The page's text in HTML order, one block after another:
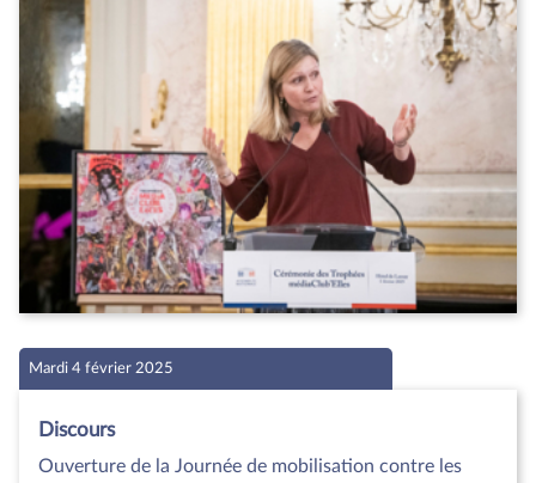
Mardi 4 février 2025
Discours
Ouverture de la Journée de mobilisation contre les